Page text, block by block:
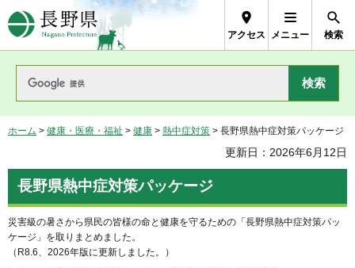
長野県Nagano Prefecture
アクセス メニュー 検索
ホーム > 健康・医療・福祉 > 健康 > 熱中症対策 > 長野県熱中症対策パッケージ
更新日：2026年6月12日
長野県熱中症対策パッケージ
災害級の暑さから県民の皆様の命と健康を守るための「長野県熱中症対策パッ
ケージ」を取りまとめました。
（R8.6、2026年版に更新しました。）